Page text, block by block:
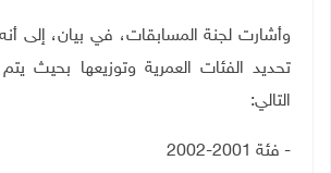
وأشارت لجنة المسابقات، في بيان، إلى
تحديد الفئات العمرية وتوزيعها بحيث
التالي:
- فئة 2001-2002